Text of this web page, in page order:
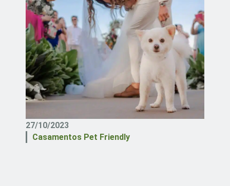
27/10/2023
Casamentos Pet Friendly